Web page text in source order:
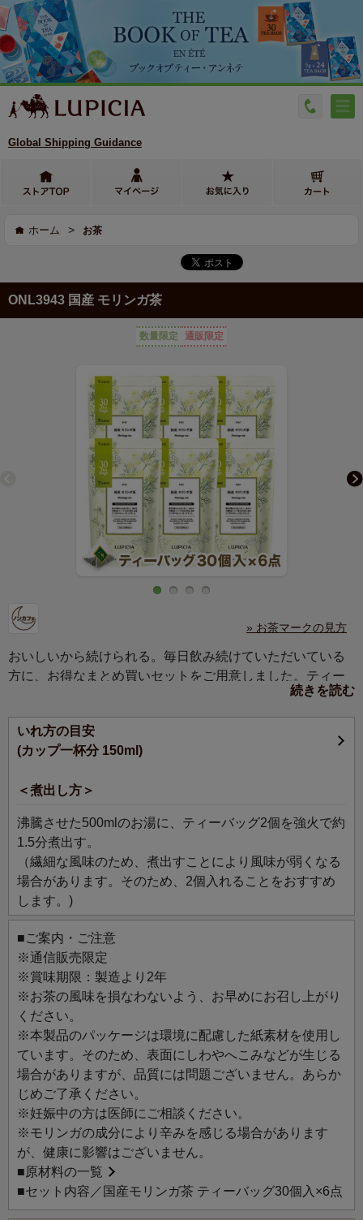
Global Shipping Guidance
ホーム > お茶
ONL3943 国産 モリンガ茶
数量限定 通販限定
» お茶マークの見方
おいしいから続けられる。毎日飲み続けていただいている
方に、お得なまとめ買いセットをご用意しました。ティー
バッグ30個入×6点の約6か月分のセットです。毎日のお茶
に、ご自宅用にどうぞ。
体を内側から元気に美しく。希少な沖縄県産モリンガを
100％使用。焙煎にこだわりおいしく仕上げました。
続きを読む
いれ方の目安
(カップ一杯分 150ml)
＜煮出し方＞
沸騰させた500mlのお湯に、ティーバッグ2個を強火で約
1.5分煮出す。
（繊細な風味のため、煮出すことにより風味が弱くなる
場合があります。そのため、2個入れることをおすすめ
します。)
■ご案内・ご注意
※通信販売限定
※賞味期限：製造より2年
※お茶の風味を損なわないよう、お早めにお召し上がり
ください。
※本製品のパッケージは環境に配慮した紙素材を使用し
ています。そのため、表面にしわやへこみなどが生じる
場合がありますが、品質には問題ございません。あらか
じめご了承ください。
※妊娠中の方は医師にご相談ください。
※モリンガの成分により辛みを感じる場合があります
が、健康に影響はございません。
■原材料の一覧
■セット内容／国産モリンガ茶 ティーバッグ30個入×6点